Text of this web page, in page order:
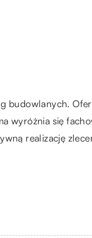
budowlanych.
wyróżnia się
realizację